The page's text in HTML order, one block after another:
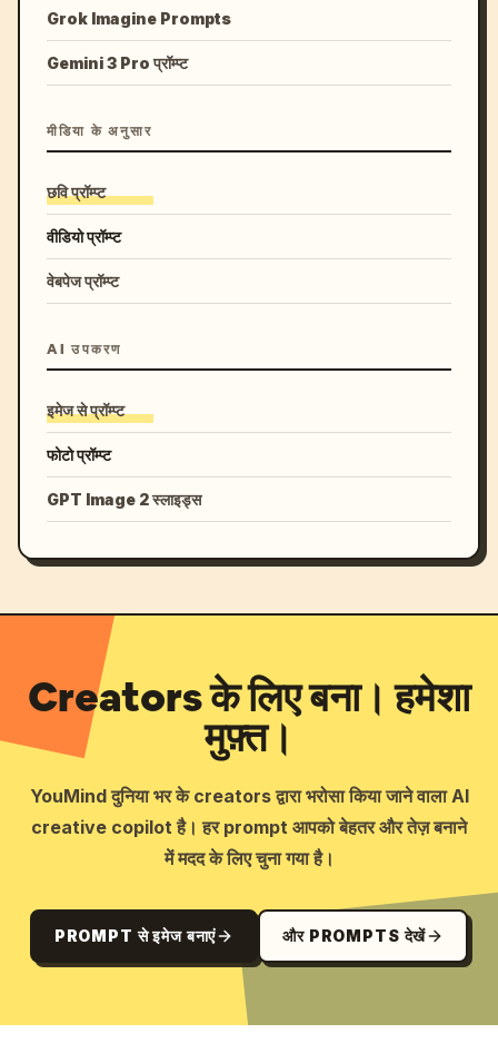
Grok Imagine Prompts
Gemini 3 Pro प्रॉम्प्ट
मीडिया के अनुसार
छवि प्रॉम्प्ट
वीडियो प्रॉम्प्ट
वेबपेज प्रॉम्प्ट
AI उपकरण
इमेज से प्रॉम्प्ट
फोटो प्रॉम्प्ट
GPT Image 2 स्लाइड्स
Creators के लिए बना। हमेशा
मुफ़्त।
YouMind दुनिया भर के creators द्वारा भरोसा किया जाने वाला AI
creative copilot है। हर prompt आपको बेहतर और तेज़ बनाने
में मदद के लिए चुना गया है।
PROMPT से इमेज बनाएं और PROMPTS देखें